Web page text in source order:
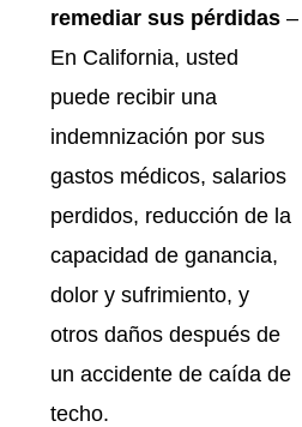
remediar sus pérdidas –
En California, usted
puede recibir una
indemnización por sus
gastos médicos, salarios
perdidos, reducción de la
capacidad de ganancia,
dolor y sufrimiento, y
otros daños después de
un accidente de caída de
techo.